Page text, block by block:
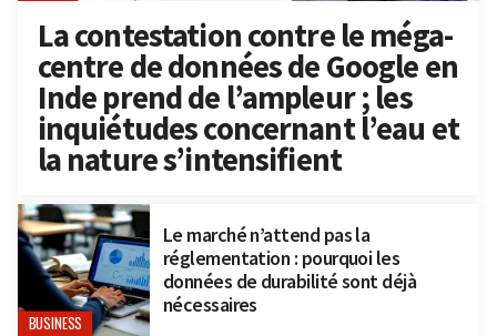
La contestation contre le méga-
centre de données de Google en
Inde prend de l’ampleur ; les
inquiétudes concernant l’eau et
la nature s’intensifient
BUSINESS
Le marché n’attend pas la
réglementation : pourquoi les
données de durabilité sont déjà
nécessaires